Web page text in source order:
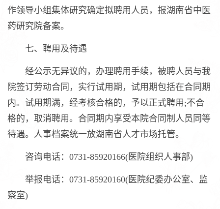
作领导小组集体研究确定拟聘用人员，报湖南省中医
药研究院备案。
七、聘用及待遇
经公示无异议的，办理聘用手续，被聘人员与我
院签订劳动合同，实行试用期，试用期包括在合同期
内。试用期满，经考核合格的，予以正式聘用;不合
格的，取消聘用。合同期内享受本院合同制人员同等
待遇。人事档案统一放湖南省人才市场托管。
咨询电话：0731-85920166(医院组织人事部)
举报电话：0731-85920160(医院纪委办公室、监
察室)